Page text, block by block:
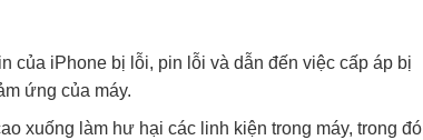
của iPhone bị lỗi, pin lỗi và dẫn đến việc cấp áp bị
ứng của máy.
xuống làm hư hại các linh kiện trong máy, trong đó